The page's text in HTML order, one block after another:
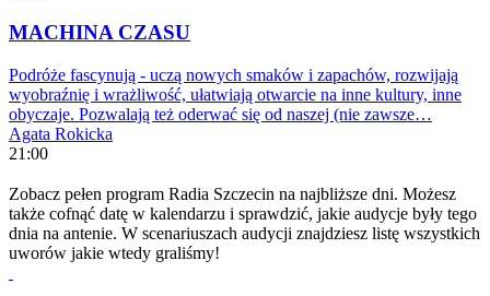
MACHINA CZASU
Podróże fascynują - uczą nowych smaków i zapachów, rozwijają
wyobraźnię i wrażliwość, ułatwiają otwarcie na inne kultury, inne
obyczaje. Pozwalają też oderwać się od naszej (nie zawsze…
Agata Rokicka
21:00
Zobacz pełen program Radia Szczecin na najbliższe dni. Możesz
także cofnąć datę w kalendarzu i sprawdzić, jakie audycje były tego
dnia na antenie. W scenariuszach audycji znajdziesz listę wszystkich
uworów jakie wtedy graliśmy!